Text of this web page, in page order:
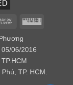
Cash
Delivery
Western
06/2016
TP. HCM.